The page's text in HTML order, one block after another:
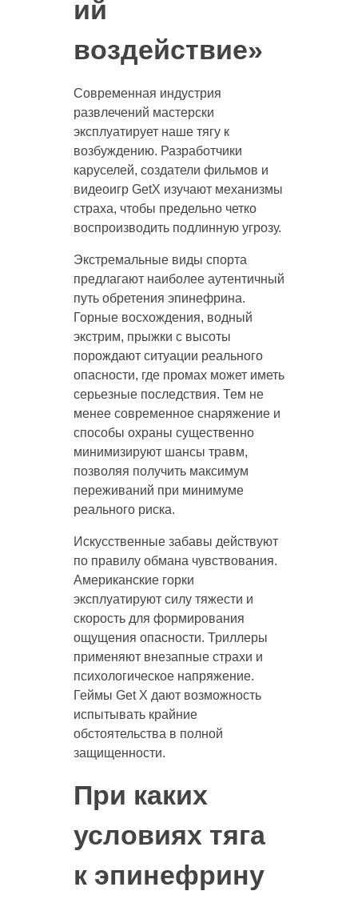
ий
воздействие»
Современная индустрия
развлечений мастерски
эксплуатирует наше тягу к
возбуждению. Разработчики
каруселей, создатели фильмов и
видеоигр GetX изучают механизмы
страха, чтобы предельно четко
воспроизводить подлинную угрозу.
Экстремальные виды спорта
предлагают наиболее аутентичный
путь обретения эпинефрина.
Горные восхождения, водный
экстрим, прыжки с высоты
порождают ситуации реального
опасности, где промах может иметь
серьезные последствия. Тем не
менее современное снаряжение и
способы охраны существенно
минимизируют шансы травм,
позволяя получить максимум
переживаний при минимуме
реального риска.
Искусственные забавы действуют
по правилу обмана чувствования.
Американские горки
эксплуатируют силу тяжести и
скорость для формирования
ощущения опасности. Триллеры
применяют внезапные страхи и
психологическое напряжение.
Геймы Get X дают возможность
испытывать крайние
обстоятельства в полной
защищенности.
При каких
условиях тяга
к эпинефрину